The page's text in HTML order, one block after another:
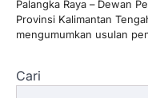
Palangka Raya – Dewan
Provinsi Kalimantan
mengumumkan usulan
Cari